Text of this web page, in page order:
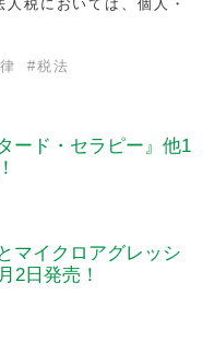
税においては、個人・
#税法
ード・セラピー』他1
マイクロアグレッシ
2日発売！